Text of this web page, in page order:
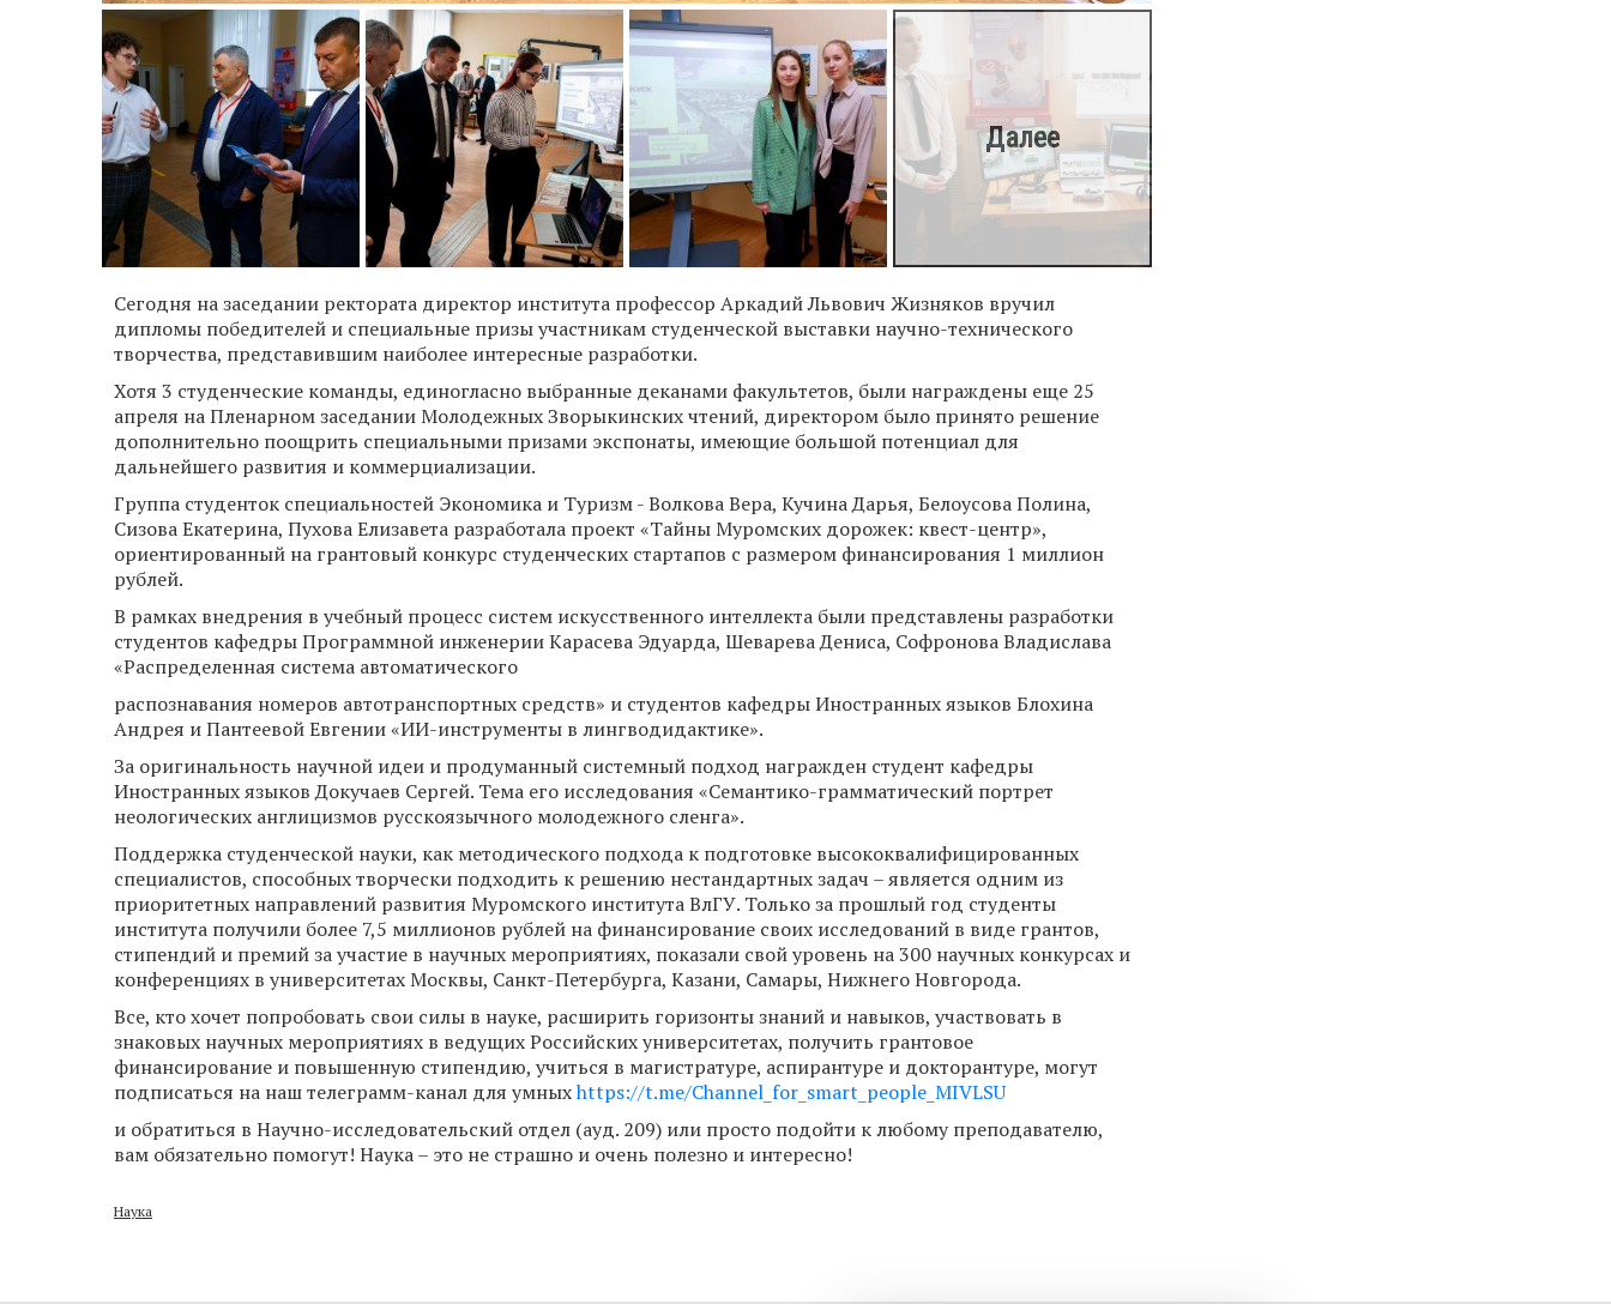
Сегодня на заседании ректората директор института профессор Аркадий Львович Жизняков вручил
дипломы победителей и специальные призы участникам студенческой выставки научно-технического
творчества, представившим наиболее интересные разработки.
Хотя 3 студенческие команды, единогласно выбранные деканами факультетов, были награждены еще 25
апреля на Пленарном заседании Молодежных Зворыкинских чтений, директором было принято решение
дополнительно поощрить специальными призами экспонаты, имеющие большой потенциал для
дальнейшего развития и коммерциализации.
Группа студенток специальностей Экономика и Туризм - Волкова Вера, Кучина Дарья, Белоусова Полина,
Сизова Екатерина, Пухова Елизавета разработала проект «Тайны Муромских дорожек: квест-центр»,
ориентированный на грантовый конкурс студенческих стартапов с размером финансирования 1 миллион
рублей.
В рамках внедрения в учебный процесс систем искусственного интеллекта были представлены разработки
студентов кафедры Программной инженерии Карасева Эдуарда, Шеварева Дениса, Софронова Владислава
«Распределенная система автоматического
распознавания номеров автотранспортных средств» и студентов кафедры Иностранных языков Блохина
Андрея и Пантеевой Евгении «ИИ-инструменты в лингводидактике».
За оригинальность научной идеи и продуманный системный подход награжден студент кафедры
Иностранных языков Докучаев Сергей. Тема его исследования «Семантико-грамматический портрет
неологических англицизмов русскоязычного молодежного сленга».
Поддержка студенческой науки, как методического подхода к подготовке высококвалифицированных
специалистов, способных творчески подходить к решению нестандартных задач – является одним из
приоритетных направлений развития Муромского института ВлГУ. Только за прошлый год студенты
института получили более 7,5 миллионов рублей на финансирование своих исследований в виде грантов,
стипендий и премий за участие в научных мероприятиях, показали свой уровень на 300 научных конкурсах и
конференциях в университетах Москвы, Санкт-Петербурга, Казани, Самары, Нижнего Новгорода.
Все, кто хочет попробовать свои силы в науке, расширить горизонты знаний и навыков, участвовать в
знаковых научных мероприятиях в ведущих Российских университетах, получить грантовое
финансирование и повышенную стипендию, учиться в магистратуре, аспирантуре и докторантуре, могут
подписаться на наш телеграмм-канал для умныхhttps://t.me/Channel_for_smart_people_MIVLSU
и обратиться в Научно-исследовательский отдел (ауд. 209) или просто подойти к любому преподавателю,
вам обязательно помогут! Наука – это не страшно и очень полезно и интересно!
Наука